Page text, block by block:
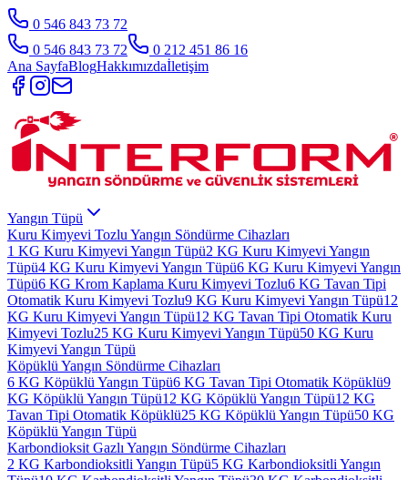
0 546 843 73 72
0 546 843 73 72
0 212 451 86 16
Ana SayfaBlogHakkımızdaİletişim
Yangın Tüpü
Kuru Kimyevi Tozlu Yangın Söndürme Cihazları
1 KG Kuru Kimyevi Yangın Tüpü2 KG Kuru Kimyevi Yangın
Tüpü4 KG Kuru Kimyevi Yangın Tüpü6 KG Kuru Kimyevi Yangın
Tüpü6 KG Krom Kaplama Kuru Kimyevi Tozlu6 KG Tavan Tipi
Otomatik Kuru Kimyevi Tozlu9 KG Kuru Kimyevi Yangın Tüpü12
KG Kuru Kimyevi Yangın Tüpü12 KG Tavan Tipi Otomatik Kuru
Kimyevi Tozlu25 KG Kuru Kimyevi Yangın Tüpü50 KG Kuru
Kimyevi Yangın Tüpü
Köpüklü Yangın Söndürme Cihazları
6 KG Köpüklü Yangın Tüpü6 KG Tavan Tipi Otomatik Köpüklü9
KG Köpüklü Yangın Tüpü12 KG Köpüklü Yangın Tüpü12 KG
Tavan Tipi Otomatik Köpüklü25 KG Köpüklü Yangın Tüpü50 KG
Köpüklü Yangın Tüpü
Karbondioksit Gazlı Yangın Söndürme Cihazları
2 KG Karbondioksitli Yangın Tüpü5 KG Karbondioksitli Yangın